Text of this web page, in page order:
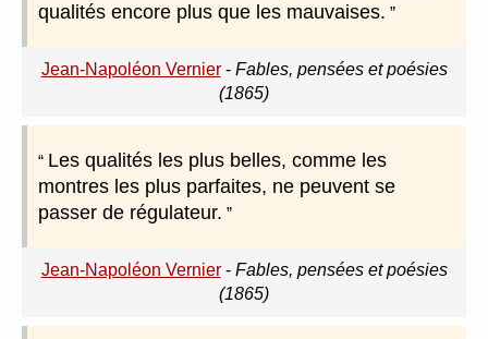
qualités encore plus que les mauvaises.
Jean-Napoléon Vernier- Fables, pensées et poésies
(1865)
Les qualités les plus belles, comme les
montres les plus parfaites, ne peuvent se
passer de régulateur.
Jean-Napoléon Vernier- Fables, pensées et poésies
(1865)